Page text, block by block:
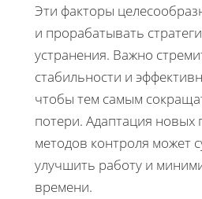
Эти факторы
и прорабатывать
устранения. Важно
стабильности и
чтобы тем самым
потери. Адаптация новых
методов контроля может
улучшить работу и
времени.